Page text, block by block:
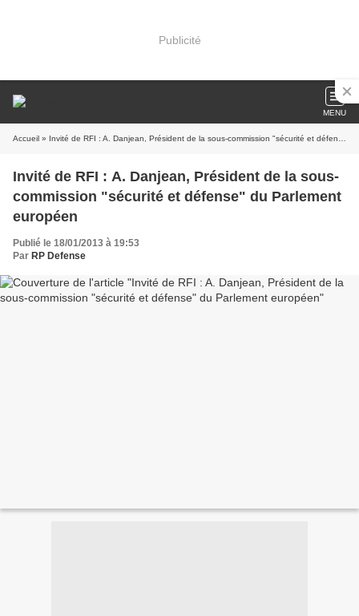
Publicité
MENU
Accueil » Invité de RFI : A. Danjean, Président de la sous-commission "sécurité et défense" du Parlement européen
Invité de RFI : A. Danjean, Président de la sous-
commission "sécurité et défense" du Parlement
européen
Publié le 18/01/2013 à 19:53
Par RP Defense